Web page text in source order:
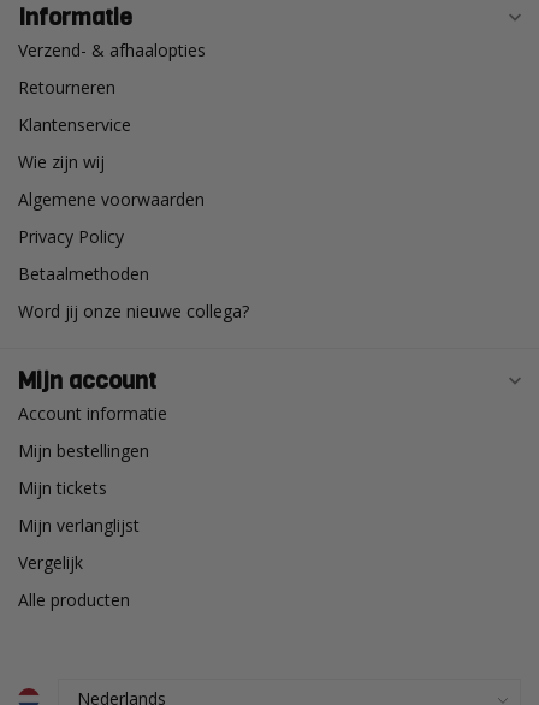
Informatie
Verzend- & afhaalopties
Retourneren
Klantenservice
Wie zijn wij
Algemene voorwaarden
Privacy Policy
Betaalmethoden
Word jij onze nieuwe collega?
Mijn account
Account informatie
Mijn bestellingen
Mijn tickets
Mijn verlanglijst
Vergelijk
Alle producten